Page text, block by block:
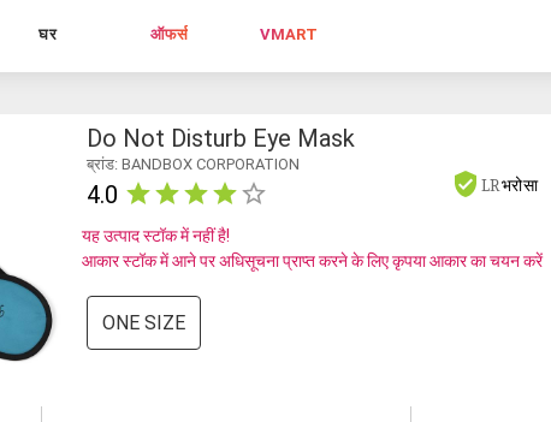
घर ऑफर्स VMART
Do Not Disturb Eye Mask
ब्रांड: BANDBOX CORPORATION
4.0 LRभरोसा
यह उत्पाद स्टॉक में नहीं है!
आकार स्टॉक में आने पर अधिसूचना प्राप्त करने के लिए कृपया आकार का चयन करें
ONE SIZE